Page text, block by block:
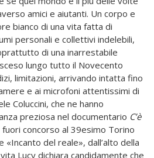
amici e aiutanti. Un corpo e
bianco di una vita fatta di
personali e collettivi indelebili,
di una inarrestabile
lungo tutto il Novecento
limitazioni, arrivando intatta fino
e ai microfoni attentissimi di
Coluccini, che ne hanno
preziosa nel documentario C’è
fuori concorso al 39esimo Torino
«Incanto del reale», dall’alto della
Lucy dichiara candidamente che